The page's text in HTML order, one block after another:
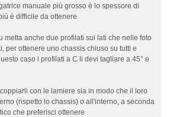
manuale più grosso è lo spessore di
è difficile da ottenere
metta anche due profilati sui lati che nelle foto
per ottenere uno chassis chiuso su tutti e
caso i profilati a C li devi tagliare a 45° e
con le lamiere sia in modo che il loro
(rispetto lo chassis) o all'interno, a seconda
che preferisci ottenere